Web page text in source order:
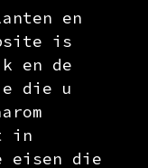
en
is
en de
die u
in
eisen die